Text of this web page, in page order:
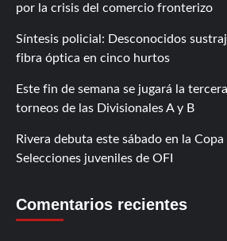
por la crisis del comercio fronterizo
Síntesis policial: Desconocidos
fibra óptica en cinco hurtos
Este fin de semana se jugará la
torneos de las Divisionales A y B
Rivera debuta este sábado en la
Selecciones juveniles de OFI
Comentarios recientes